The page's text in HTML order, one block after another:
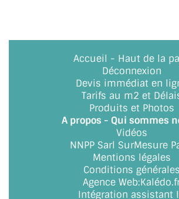
VITRINE EN VERRE
CONNECTEURS ET ASSEMBLAGE
PLATS ET CORNIÈRES
LES CHARNIÈRES DE PORTE EN
BOUTONS ET POIGNÉES
Accueil - Haut de la
Déconnexion
Devis immédiat en
Tarifs au m2 et
Produits et Photos
A propos - Qui sommes
Vidéos
NNPP Sarl SurMesure
Mentions légales
Conditions générales
Agence Web:
Intégration assistant